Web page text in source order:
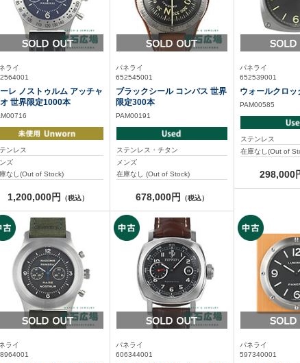
ライ
レ ノストゥルム アッチャ
世界限定1000本
ンレス
ズ
なし(Out of Stock)
1,200,000円 （税込）
パネライ
652545001
ブラックシール コンパス 世界
限定300本
PAM00191
ステンレス・チタン
メンズ
在庫なし (Out of Stock)
678,000円 （税込）
パネライ
652539001
ウォールクロッ
PAM00585
ステンレス
在庫なし(Out of
298,000
ライ
パネライ
606344001
パネライ
597340001